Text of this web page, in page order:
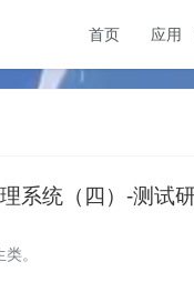
首页 应用
系统（四）-测试
。